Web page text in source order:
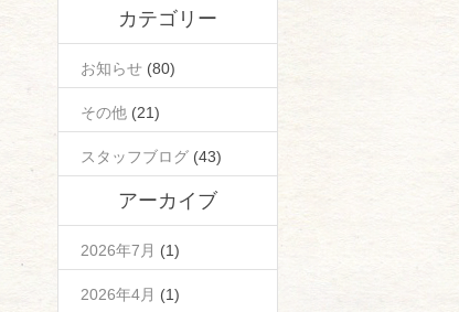
カテゴリー
お知らせ (80)
その他 (21)
スタッフブログ (43)
アーカイブ
2026年7月 (1)
2026年4月 (1)